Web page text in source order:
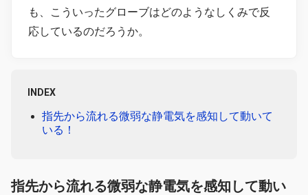
も、こういったグローブはどのようなしくみで反
応しているのだろうか。
INDEX
指先から流れる微弱な静電気を感知して動いて
いる！
指先から流れる微弱な静電気を感知して動い